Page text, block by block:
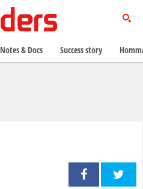
Notes & Docs Success story